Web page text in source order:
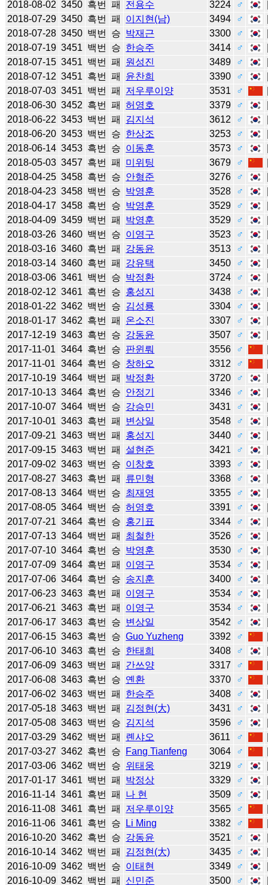
2018-08-02 3450 흑번 패 전용수 3224 ♂
2018-07-29 3450 흑번 패 이지현(남) 3494 ♂
2018-07-28 3450 백번 승 박재근 3300 ♂
2018-07-19 3451 백번 승 한승주 3414 ♂
2018-07-15 3451 백번 패 원성진 3489 ♂
2018-07-12 3451 흑번 패 윤찬희 3390 ♂
2018-07-03 3451 백번 패 저우루이양 3531 ♂
2018-06-30 3452 흑번 패 허영호 3379 ♂
2018-06-22 3453 백번 패 김지석 3612 ♂
2018-06-20 3453 백번 승 한상조 3253 ♂
2018-06-14 3453 흑번 승 이동훈 3573 ♂
2018-05-03 3457 흑번 패 미위팅 3679 ♂
2018-04-25 3458 흑번 승 안형준 3276 ♂
2018-04-23 3458 백번 승 박영훈 3528 ♂
2018-04-17 3458 흑번 승 박영훈 3529 ♂
2018-04-09 3459 백번 패 박영훈 3529 ♂
2018-03-26 3460 백번 승 이영구 3523 ♂
2018-03-16 3460 흑번 패 강동윤 3513 ♂
2018-03-14 3460 흑번 패 강유택 3450 ♂
2018-03-06 3461 백번 승 박정환 3724 ♂
2018-02-12 3461 흑번 승 홍성지 3438 ♂
2018-01-22 3462 백번 승 김성룡 3304 ♂
2018-01-17 3462 흑번 패 온소진 3307 ♂
2017-12-19 3463 흑번 승 강동윤 3507 ♂
2017-11-01 3464 흑번 승 판윈뤄 3556 ♂
2017-11-01 3464 흑번 승 창하오 3312 ♂
2017-10-19 3464 백번 패 박정환 3720 ♂
2017-10-13 3464 흑번 승 안정기 3346 ♂
2017-10-07 3464 백번 승 강승민 3431 ♂
2017-10-01 3463 흑번 패 변상일 3548 ♂
2017-09-21 3463 백번 패 홍성지 3440 ♂
2017-09-15 3463 백번 패 설현준 3421 ♂
2017-09-02 3463 백번 승 이창호 3393 ♂
2017-08-27 3463 흑번 패 류민형 3368 ♂
2017-08-13 3464 백번 승 최재영 3355 ♂
2017-08-05 3464 백번 승 허영호 3391 ♂
2017-07-21 3464 흑번 승 홍기표 3344 ♂
2017-07-13 3464 백번 패 최철한 3526 ♂
2017-07-10 3464 흑번 승 박영훈 3530 ♂
2017-07-09 3464 흑번 패 이영구 3534 ♂
2017-07-06 3464 흑번 승 송지훈 3400 ♂
2017-06-23 3463 흑번 패 이영구 3534 ♂
2017-06-21 3463 흑번 패 이영구 3534 ♂
2017-06-17 3463 흑번 승 변상일 3542 ♂
2017-06-15 3463 흑번 승 Guo Yuzheng 3392 ♂
2017-06-10 3463 흑번 승 한태희 3408 ♂
2017-06-09 3463 백번 패 간쓰양 3317 ♂
2017-06-08 3463 흑번 승 옌환 3370 ♂
2017-06-02 3463 백번 패 한승주 3408 ♂
2017-05-18 3463 백번 패 김정현(大) 3431 ♂
2017-05-08 3463 백번 승 김지석 3596 ♂
2017-03-29 3462 백번 패 롄샤오 3611 ♂
2017-03-27 3462 흑번 승 Fang Tianfeng 3064 ♂
2017-03-06 3462 백번 승 위태웅 3219 ♂
2017-01-17 3461 백번 패 박정상 3329 ♂
2016-11-14 3461 흑번 패 나 현 3509 ♂
2016-11-08 3461 흑번 패 저우루이양 3565 ♂
2016-11-06 3461 흑번 승 Li Ming 3382 ♂
2016-10-20 3462 흑번 승 강동윤 3521 ♂
2016-10-14 3462 백번 패 김정현(大) 3435 ♂
2016-10-09 3462 백번 승 이태현 3349 ♂
2016-10-09 3462 백번 패 신민준 3500 ♂